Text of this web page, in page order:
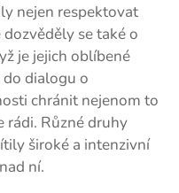
nejen respektovat
se také o
je jejich oblíbené
dialogu o
chránit nejenom to
rádi. Různé druhy
široké a intenzivní
ní.